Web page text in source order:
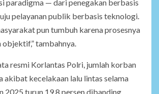
paradigma — dari penegakan berbasis
pelayanan publik berbasis teknologi.
pun tumbuh karena prosesnya
tambahnya.
resmi Korlantas Polri, jumlah korban
akibat kecelakaan lalu lintas selama
2025 turun 19,8 persen dibanding